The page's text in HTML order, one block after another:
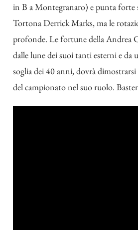
in B a Montegranaro) e punta forte
Tortona Derrick Marks, ma le
profonde. Le fortune della Andrea
dalle lune dei suoi tanti esterni e da
soglia dei 40 anni, dovrà
del campionato nel suo ruolo.